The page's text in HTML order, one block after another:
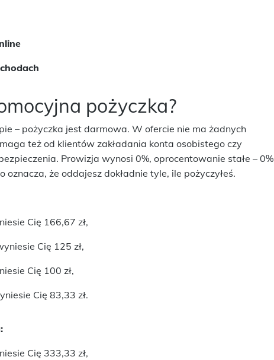
pożyczka?
– pożyczka jest darmowa. W ofercie nie ma żadnych
też od klientów zakładania konta osobistego czy
Prowizja wynosi 0%, oprocentowanie stałe – 0%
oznacza, że oddajesz dokładnie tyle, ile pożyczyłeś.
Cię 166,67 zł,
Cię 125 zł,
Cię 100 zł,
Cię 83,33 zł.
Cię 333,33 zł,